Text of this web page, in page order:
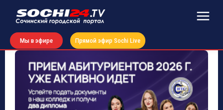
Мы в эфире Прямой эфир Sochi Live